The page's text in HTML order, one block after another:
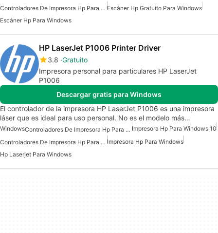
Controladores De Impresora Hp Para Windows Escáner Hp Gratuito Para Windows
Escáner Hp Para Windows
HP LaserJet P1006 Printer Driver
3.8 Gratuito
Impresora personal para particulares HP LaserJet
P1006
Descargar gratis para Windows
El controlador de la impresora HP LaserJet P1006 es una impresora
láser que es ideal para uso personal. No es el modelo más…
Windows Controladores De Impresora Hp Para Windows 7 Impresora Hp Para Windows 10
Controladores De Impresora Hp Para Windows Impresora Hp Para Windows
Hp Laserjet Para Windows